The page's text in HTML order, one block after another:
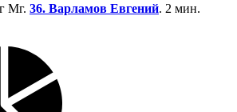
Мг. 36. Варламов Евгений. 2 мин.